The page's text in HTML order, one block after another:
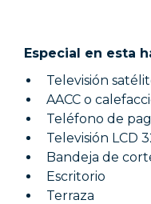
Especial en esta
Televisión
AACC o
Teléfono de
Televisión LCD
Bandeja de
Escritorio
Terraza